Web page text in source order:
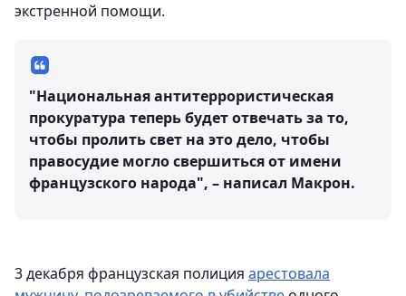
экстренной помощи.
"Национальная антитеррористическая
прокуратура теперь будет отвечать за то,
чтобы пролить свет на это дело, чтобы
правосудие могло свершиться от имени
французского народа", – написал Макрон.
3 декабря французская полиция арестовала